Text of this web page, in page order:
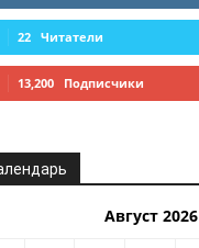
22 Читатели
13,200 Подписчики
Август 2026